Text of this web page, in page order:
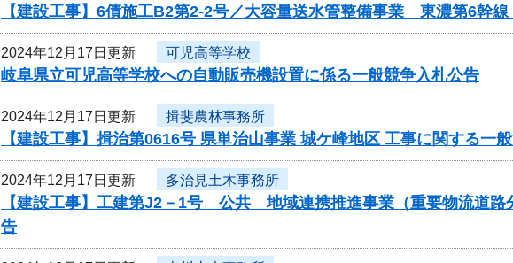
【建設工事】6債施工B2第2-2号／大容量送水管整備事業 東濃第6幹
2024年12月17日更新 可児高等学校
岐阜県立可児高等学校への自動販売機設置に係る一般競争入札公告
2024年12月17日更新 揖斐農林事務所
【建設工事】揖治第0616号 県単治山事業 城ケ峰地区 工事に関する一
2024年12月17日更新 多治見土木事務所
【建設工事】工建第J2－1号 公共 地域連携推進事業（重要物流道路
告